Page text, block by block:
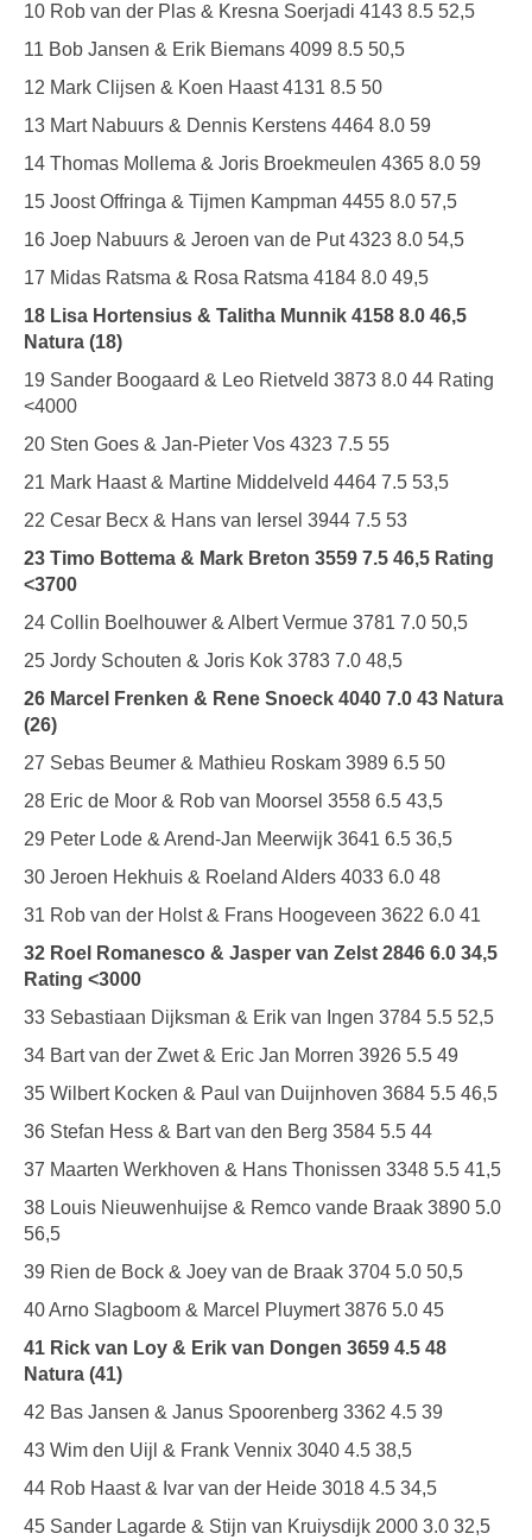
10 Rob van der Plas & Kresna Soerjadi 4143 8.5 52,5
11 Bob Jansen & Erik Biemans 4099 8.5 50,5
12 Mark Clijsen & Koen Haast 4131 8.5 50
13 Mart Nabuurs & Dennis Kerstens 4464 8.0 59
14 Thomas Mollema & Joris Broekmeulen 4365 8.0 59
15 Joost Offringa & Tijmen Kampman 4455 8.0 57,5
16 Joep Nabuurs & Jeroen van de Put 4323 8.0 54,5
17 Midas Ratsma & Rosa Ratsma 4184 8.0 49,5
18 Lisa Hortensius & Talitha Munnik 4158 8.0 46,5
Natura (18)
19 Sander Boogaard & Leo Rietveld 3873 8.0 44 Rating
<4000
20 Sten Goes & Jan-Pieter Vos 4323 7.5 55
21 Mark Haast & Martine Middelveld 4464 7.5 53,5
22 Cesar Becx & Hans van Iersel 3944 7.5 53
23 Timo Bottema & Mark Breton 3559 7.5 46,5 Rating
<3700
24 Collin Boelhouwer & Albert Vermue 3781 7.0 50,5
25 Jordy Schouten & Joris Kok 3783 7.0 48,5
26 Marcel Frenken & Rene Snoeck 4040 7.0 43 Natura
(26)
27 Sebas Beumer & Mathieu Roskam 3989 6.5 50
28 Eric de Moor & Rob van Moorsel 3558 6.5 43,5
29 Peter Lode & Arend-Jan Meerwijk 3641 6.5 36,5
30 Jeroen Hekhuis & Roeland Alders 4033 6.0 48
31 Rob van der Holst & Frans Hoogeveen 3622 6.0 41
32 Roel Romanesco & Jasper van Zelst 2846 6.0 34,5
Rating <3000
33 Sebastiaan Dijksman & Erik van Ingen 3784 5.5 52,5
34 Bart van der Zwet & Eric Jan Morren 3926 5.5 49
35 Wilbert Kocken & Paul van Duijnhoven 3684 5.5 46,5
36 Stefan Hess & Bart van den Berg 3584 5.5 44
37 Maarten Werkhoven & Hans Thonissen 3348 5.5 41,5
38 Louis Nieuwenhuijse & Remco vande Braak 3890 5.0
56,5
39 Rien de Bock & Joey van de Braak 3704 5.0 50,5
40 Arno Slagboom & Marcel Pluymert 3876 5.0 45
41 Rick van Loy & Erik van Dongen 3659 4.5 48
Natura (41)
42 Bas Jansen & Janus Spoorenberg 3362 4.5 39
43 Wim den Uijl & Frank Vennix 3040 4.5 38,5
44 Rob Haast & Ivar van der Heide 3018 4.5 34,5
45 Sander Lagarde & Stijn van Kruiysdijk 2000 3.0 32,5